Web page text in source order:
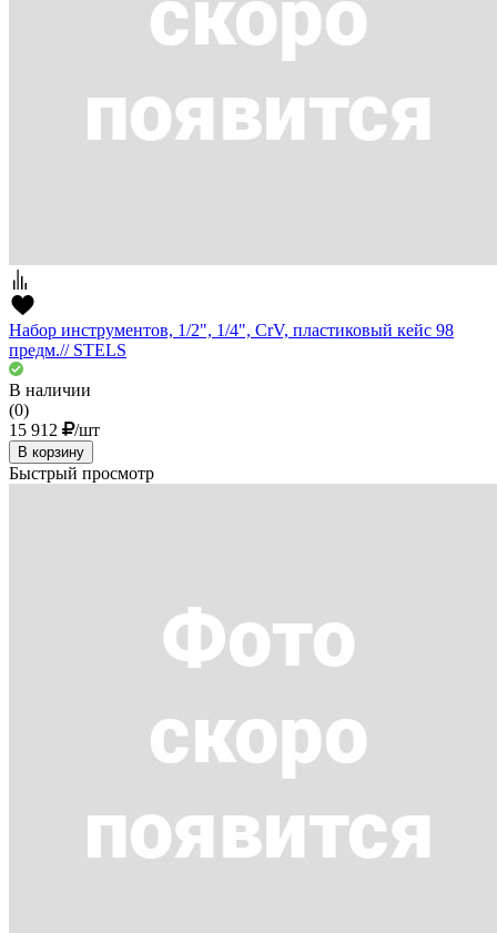
Набор инструментов, 1/2", 1/4", CrV, пластиковый кейс 98
предм.// STELS
В наличии
(0)
15 912
/шт
В корзину
Быстрый просмотр